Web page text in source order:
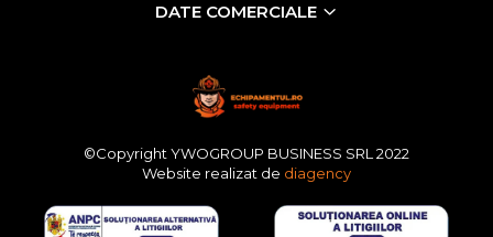
DATE COMERCIALE
©Copyright YWOGROUP BUSINESS SRL 2022
Website realizat de diagency